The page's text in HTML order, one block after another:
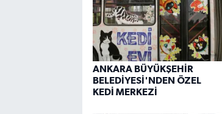
ANKARA BÜYÜKŞEHİR
BELEDİYESİ'NDEN ÖZEL
KEDİ MERKEZİ